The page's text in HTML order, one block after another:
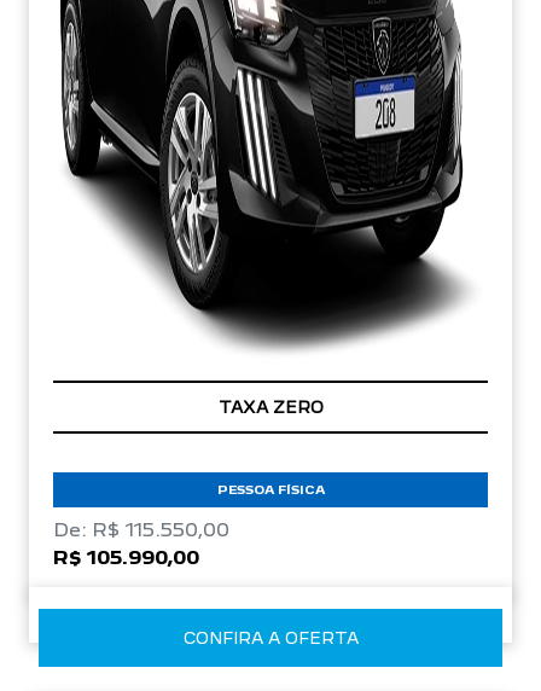
TAXA ZERO
PESSOA FÍSICA
De: R$ 115.550,00
R$ 105.990,00
CONFIRA A OFERTA